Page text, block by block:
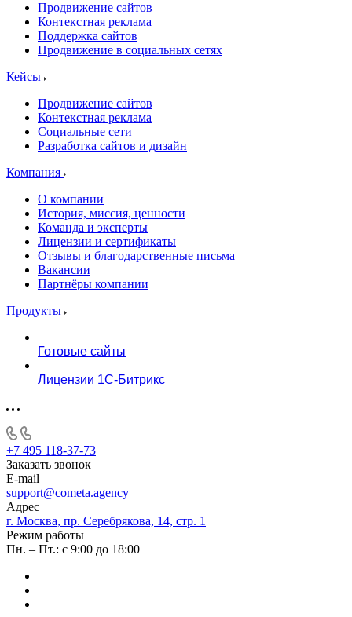
Продвижение сайтов
Контекстная реклама
Поддержка сайтов
Продвижение в социальных сетях
Кейсы
Продвижение сайтов
Контекстная реклама
Социальные сети
Разработка сайтов и дизайн
Компания
О компании
История, миссия, ценности
Команда и эксперты
Лицензии и сертификаты
Отзывы и благодарственные письма
Вакансии
Партнёры компании
Продукты
Готовые сайты
Лицензии 1С-Битрикс
+7 495 118-37-73
Заказать звонок
E-mail
support@cometa.agency
Адрес
г. Москва, пр. Серебрякова, 14, стр. 1
Режим работы
Пн. – Пт.: с 9:00 до 18:00